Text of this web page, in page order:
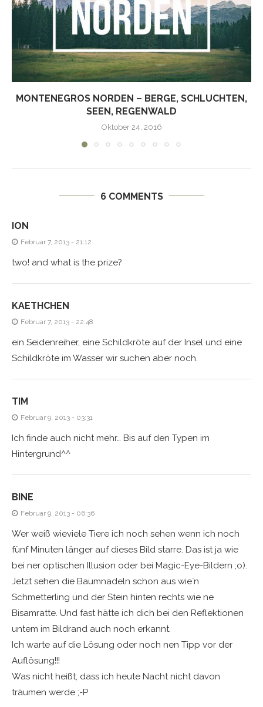
MONTENEGROS NORDEN – BERGE, SCHLUCHTEN,
SEEN, REGENWALD
Oktober 24, 2016
6 COMMENTS
ION
Februar 7, 2013 - 21:12
two! and what is the prize?
KAETHCHEN
Februar 7, 2013 - 22:48
ein Seidenreiher, eine Schildkröte auf der Insel und eine
Schildkröte im Wasser wir suchen aber noch.
TIM
Februar 9, 2013 - 03:31
Ich finde auch nicht mehr… Bis auf den Typen im
Hintergrund^^
BINE
Februar 9, 2013 - 06:36
Wer weiß wieviele Tiere ich noch sehen wenn ich noch
fünf Minuten länger auf dieses Bild starre. Das ist ja wie
bei ner optischen Illusion oder bei Magic-Eye-Bildern ;o).
Jetzt sehen die Baumnadeln schon aus wie`n
Schmetterling und der Stein hinten rechts wie ne
Bisamratte. Und fast hätte ich dich bei den Reflektionen
untem im Bildrand auch noch erkannt.
Ich warte auf die Lösung oder noch nen Tipp vor der
Auflösung!!!
Was nicht heißt, dass ich heute Nacht nicht davon
träumen werde ;-P